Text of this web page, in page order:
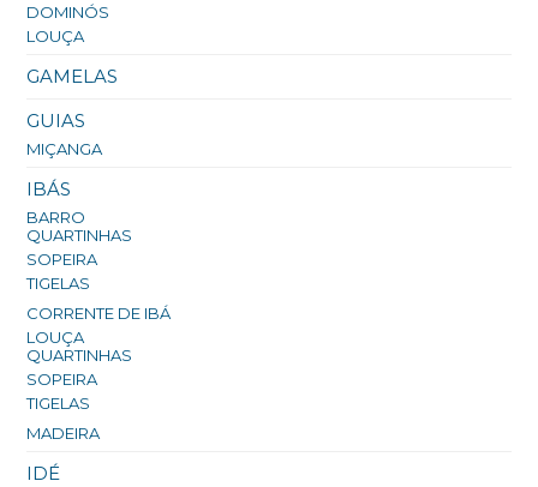
DOMINÓS
LOUÇA
GAMELAS
GUIAS
MIÇANGA
IBÁS
BARRO
QUARTINHAS
SOPEIRA
TIGELAS
CORRENTE DE IBÁ
LOUÇA
QUARTINHAS
SOPEIRA
TIGELAS
MADEIRA
IDÉ